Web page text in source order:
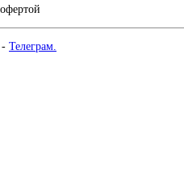
- Телеграм.